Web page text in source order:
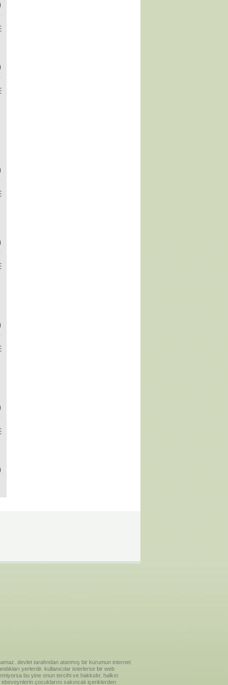
devlet tarafından atanmış bir kurumun internet
yerlerdir. kullanıcılar isterlerse bir web
bu yine onun tercihi ve hakkıdır. halkın
çocuklarını sakıncalı içeriklerden